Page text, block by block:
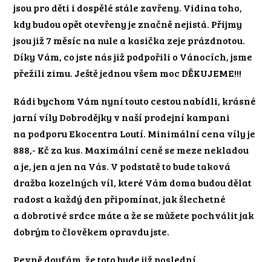
jsou pro děti i dospělé stále zavřeny. Vidina toho,
kdy budou opět otevřeny je značně nejistá. Přijmy
jsou již 7 měsíc na nule a kasička zeje prázdnotou.
Díky Vám, co jste nás již podpořili o Vánocích, jsme
přežili zimu. Ještě jednou všem moc DĚKUJEME!!!
Rádi bychom Vám nyní touto cestou nabídli, krásné
jarní víly Dobrodějky v naší prodejní kampani
na podporu Ekocentra Loutí. Minimální cena víly je
888,- Kč za kus. Maximální ceně se meze nekladou
a je, jen a jen na Vás. V podstatě to bude taková
dražba kozelných víl, které Vám doma budou dělat
radost a každý den připomínat, jak šlechetné
a dobrotivé srdce máte a že se můžete pochválit jak
dobrým to člověkem opravdu jste.
Pevně doufám, že toto bude již poslední